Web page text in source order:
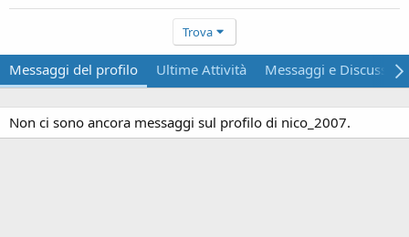
Trova
Messaggi del profilo Ultime Attività Messaggi e
Non ci sono ancora messaggi sul profilo di nico_2007.